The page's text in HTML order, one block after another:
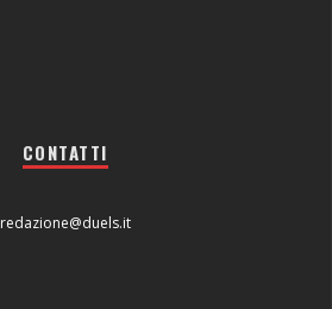
CONTATTI
redazione@duels.it